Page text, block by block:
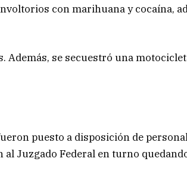
con marihuana y cocaína,
Además, se secuestró una
puesto a disposición de
Juzgado Federal en turno